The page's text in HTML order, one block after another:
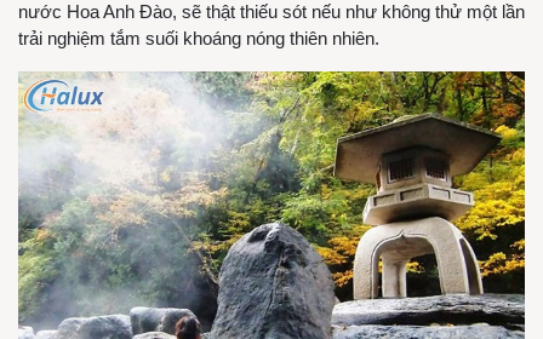
nước Hoa Anh Đào, sẽ thật thiếu sót nếu như không thử một lần
trải nghiệm tắm suối khoáng nóng thiên nhiên.